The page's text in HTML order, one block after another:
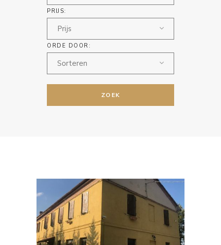
PRIJS:
Prijs
ORDE DOOR:
Sorteren
ZOEK